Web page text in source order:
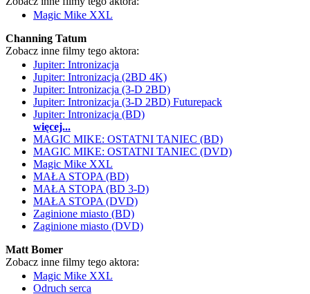
Magic Mike XXL
Channing Tatum
Zobacz inne filmy tego aktora:
Jupiter: Intronizacja
Jupiter: Intronizacja (2BD 4K)
Jupiter: Intronizacja (3-D 2BD)
Jupiter: Intronizacja (3-D 2BD) Futurepack
Jupiter: Intronizacja (BD)
więcej...
MAGIC MIKE: OSTATNI TANIEC (BD)
MAGIC MIKE: OSTATNI TANIEC (DVD)
Magic Mike XXL
MAŁA STOPA (BD)
MAŁA STOPA (BD 3-D)
MAŁA STOPA (DVD)
Zaginione miasto (BD)
Zaginione miasto (DVD)
Matt Bomer
Zobacz inne filmy tego aktora:
Magic Mike XXL
Odruch serca